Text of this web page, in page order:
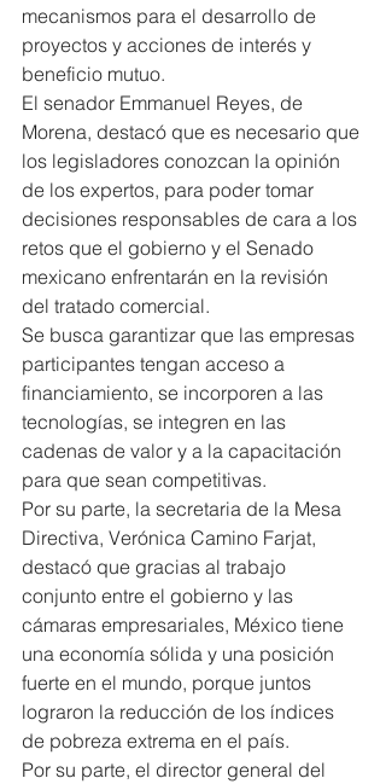
mecanismos para el desarrollo de
proyectos y acciones de interés y
beneficio mutuo.
El senador Emmanuel Reyes, de
Morena, destacó que es necesario que
los legisladores conozcan la opinión
de los expertos, para poder tomar
decisiones responsables de cara a los
retos que el gobierno y el Senado
mexicano enfrentarán en la revisión
del tratado comercial.
Se busca garantizar que las empresas
participantes tengan acceso a
financiamiento, se incorporen a las
tecnologías, se integren en las
cadenas de valor y a la capacitación
para que sean competitivas.
Por su parte, la secretaria de la Mesa
Directiva, Verónica Camino Farjat,
destacó que gracias al trabajo
conjunto entre el gobierno y las
cámaras empresariales, México tiene
una economía sólida y una posición
fuerte en el mundo, porque juntos
lograron la reducción de los índices
de pobreza extrema en el país.
Por su parte, el director general del